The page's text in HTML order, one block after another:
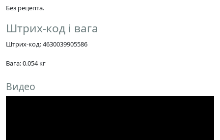
Без рецепта.
Штрих-код і вага
Штрих-код: 4630039905586
Вага: 0.054 кг
Видео